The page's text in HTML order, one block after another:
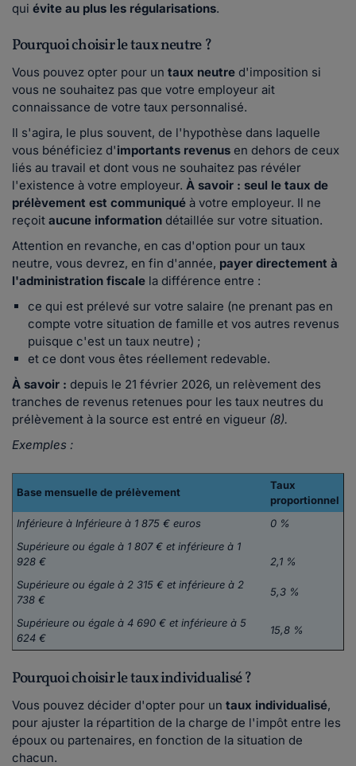
qui évite au plus les régularisations.
Pourquoi choisir le taux neutre ?
Vous pouvez opter pour un taux neutre d'imposition si
vous ne souhaitez pas que votre employeur ait
connaissance de votre taux personnalisé.
Il s'agira, le plus souvent, de l'hypothèse dans laquelle
vous bénéficiez d'importants revenus en dehors de ceux
liés au travail et dont vous ne souhaitez pas révéler
l'existence à votre employeur. À savoir : seul le taux de
prélèvement est communiqué à votre employeur. Il ne
reçoit aucune information détaillée sur votre situation.
Attention en revanche, en cas d'option pour un taux
neutre, vous devrez, en fin d'année, payer directement à
l'administration fiscale la différence entre :
ce qui est prélevé sur votre salaire (ne prenant pas en
compte votre situation de famille et vos autres revenus
puisque c'est un taux neutre) ;
et ce dont vous êtes réellement redevable.
À savoir : depuis le 21 février 2026, un relèvement des
tranches de revenus retenues pour les taux neutres du
prélèvement à la source est entré en vigueur (8).
Exemples :
Base mensuelle de prélèvement
Taux
proportionnel
Inférieure à Inférieure à 1 875 € euros
0 %
Supérieure ou égale à 1 807 € et inférieure à 1
928 €
2,1 %
Supérieure ou égale à 2 315 € et inférieure à 2
738 €
5,3 %
Supérieure ou égale à 4 690 € et inférieure à 5
624 €
15,8 %
Pourquoi choisir le taux individualisé ?
Vous pouvez décider d'opter pour un taux individualisé,
pour ajuster la répartition de la charge de l'impôt entre les
époux ou partenaires, en fonction de la situation de
chacun.